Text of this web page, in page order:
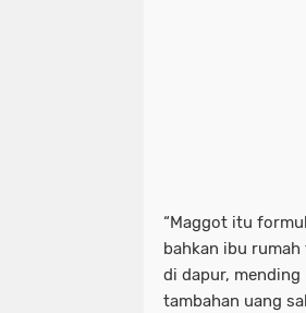
“Maggot itu
bahkan ibu
di dapur,
tambahan uang